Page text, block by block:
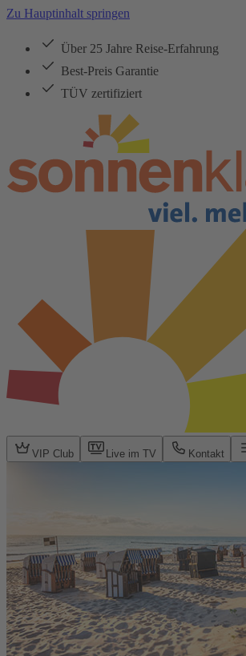
Zu Hauptinhalt springen
Über 25 Jahre Reise-Erfahrung
Best-Preis Garantie
TÜV zertifiziert
VIP Club Live im TV Kontakt